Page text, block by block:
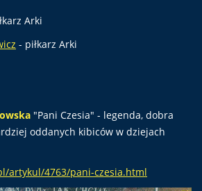
Arki
- piłkarz Arki
"Pani Czesia" - legenda, dobra
oddanych kibiców w dziejach
artykul/4763/pani-czesia.html